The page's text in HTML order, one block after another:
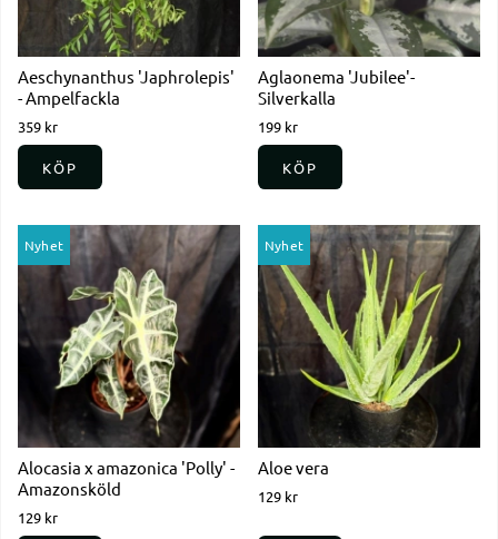
Aeschynanthus 'Japhrolepis'
- Ampelfackla
359 kr
KÖP
Aglaonema 'Jubilee'-
Silverkalla
199 kr
KÖP
Nyhet
Alocasia x amazonica 'Polly' -
Amazonsköld
129 kr
Nyhet
Aloe vera
129 kr